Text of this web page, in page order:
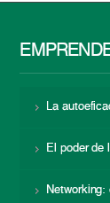
La
El poder de
Networking: